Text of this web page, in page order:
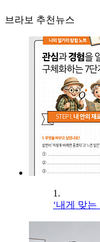
브라보 추천뉴스
1.
‘내게 맞